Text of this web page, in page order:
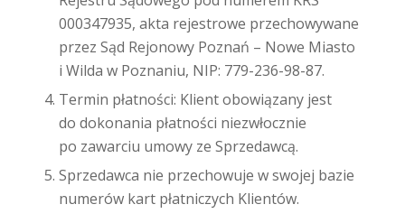
000347935, akta rejestrowe przechowywane
przez Sąd Rejonowy Poznań – Nowe Miasto
i Wilda w Poznaniu, NIP: 779-236-98-87.
Termin płatności: Klient obowiązany jest
do dokonania płatności niezwłocznie
po zawarciu umowy ze Sprzedawcą.
Sprzedawca nie przechowuje w swojej bazie
numerów kart płatniczych Klientów.